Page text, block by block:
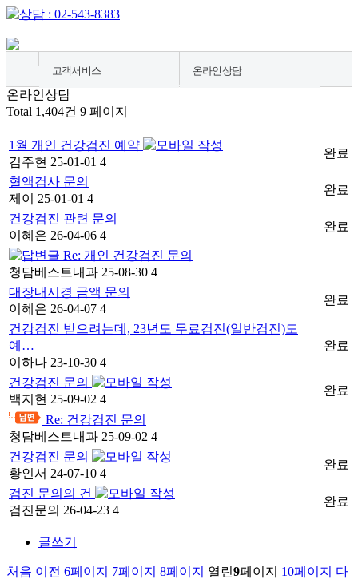
고객서비스
병원소개
종합건강검진센터
소화기내시경센터
영상의학센터
내과질환센터
고객서비스
온라인상담
온라인상담
온라인상담
Total 1,404건 9 페이지
1월 개인 건강검진 예약
김주현 25-01-01 4
완료
혈액검사 문의
제이
25-01-01 4
완료
건강검진 관련 문의
이혜은 26-04-06 4
완료
Re: 개인 건강검진 문의
청담베스트내과 25-08-30 4
대장내시경 금액 문의
이혜은 26-04-07 4
완료
건강검진 받으려는데, 23년도 무료검진(일반검진)도
예…
이하나 23-10-30 4
완료
건강검진 문의
백지현 25-09-02 4
완료
Re: 건강검진 문의
청담베스트내과 25-09-02 4
건강검진 문의
황인서 24-07-10 4
완료
검진 문의의 건
검진문의 26-04-23 4
완료
글쓰기
처음 이전 6페이지 7페이지 8페이지 열린9페이지 10페이지
다